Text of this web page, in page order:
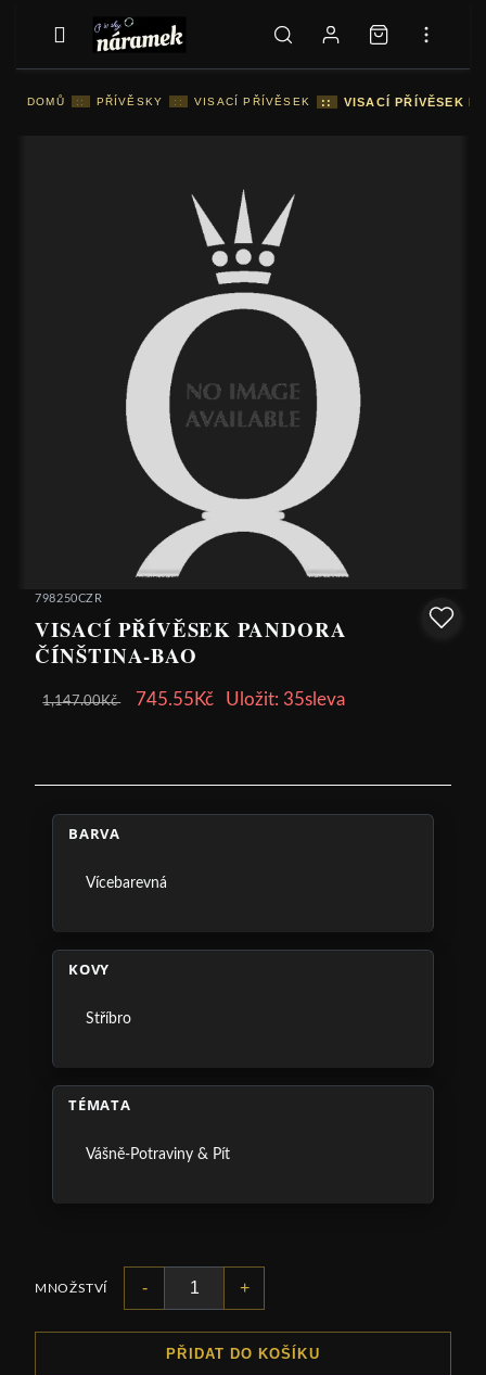
DOMŮ :: PŘÍVĚSKY :: VISACÍ PŘÍVĚSEK :: VISACÍ PŘÍVĚSEK
798250CZR
VISACÍ PŘÍVĚSEK PANDORA
ČÍNŠTINA-BAO
1,147.00Kč 745.55Kč Uložit: 35sleva
BARVA
Vícebarevná
KOVY
Stříbro
TÉMATA
Vášně-Potraviny & Pít
MNOŽSTVÍ - +
PŘIDAT DO KOŠÍKU